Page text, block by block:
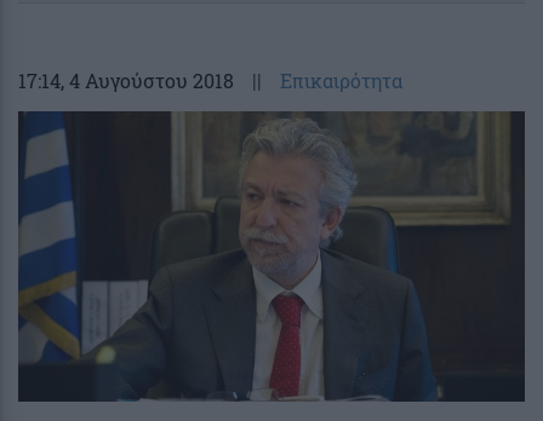
17:14, 4 Αυγούστου 2018 || Επικαιρότητα